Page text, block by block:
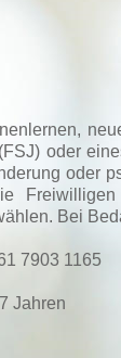
oder
oder
Bei
7903 1165
Jahren